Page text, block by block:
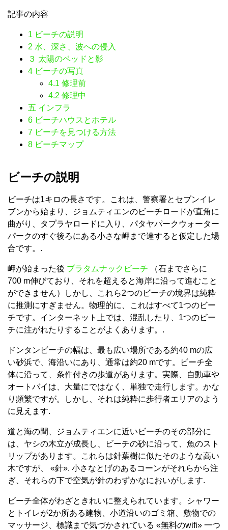
記事の内容
1 ビーチの説明
2 水、深さ、波への侵入
３ 太陽のベッドと影
4 ビーチの写真
4.1 修理前
4.2 修理中
五 インフラ
6 ビーチハウスとホテル
7 ビーチを見つける方法
8 ビーチマップ
ビーチの説明
ビーチは1キロの長さです。これは、警察署とセブンイレ
ブンから始まり、ジョムティエンのビーチロードが直角に
曲がり、タプラヤロードに入り、パタヤパークウォーター
パークのすぐ後ろにある小さな岬まで達すると仮定した場
合です。.
岬が始まった後 プラタムナックビーチ （石までさらに
700 m伸びており、それを超えると海岸に沿って進むこと
ができません）しかし、これら2つのビーチの境界は純粋
に推測にすぎません。物理的に、これはすべて1つのビー
チです。インターネット上では、混乱したり、1つのビー
チに注がれたりすることがよくあります。.
ドンタンビーチの幅は、最も広い場所である約40 mの広
い砂浜で、海沿いにあり、通常は約20 mです。ビーチ全
体に沿って、条件付きの歩道があります。実際、自動車や
オートバイは、大量にではなく、単独で走行します。かな
り頻繁ですが。しかし、それは純粋に歩行者エリアのよう
に見えます.
道と海の間、ジョムティエンに近いビーチのその部分に
は、ヤシの木立が成長し、ビーチの砂に沿って、魚のスト
リップがあります。これらは針葉樹に似たそのような高い
木ですが、 «針». 小さなとげのあるコーンがそれらから注
ぎ、それらの下で空気が針のわずかなにおいがします.
ビーチ全体がわざときれいに整えられています。シャワー
とトイレが2か所ある建物、小道沿いのゴミ箱、敷物での
マッサージ、標識まで気づかされている «無料のwifi» 一つ